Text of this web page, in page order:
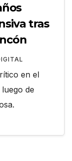
tras
en el
de